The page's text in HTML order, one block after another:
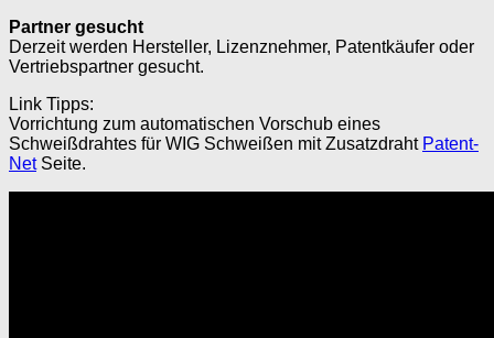
Partner gesucht
Derzeit werden Hersteller, Lizenznehmer, Patentkäufer oder
Vertriebspartner gesucht.
Link Tipps:
Vorrichtung zum automatischen Vorschub eines
Schweißdrahtes für WIG Schweißen mit Zusatzdraht Patent-
NetSeite.